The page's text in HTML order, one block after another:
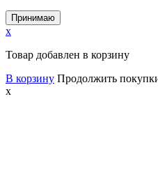
Принимаю
x
Товар добавлен в корзину
В корзину Продолжить
x